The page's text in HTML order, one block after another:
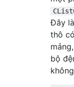
Đây
thô
bộ